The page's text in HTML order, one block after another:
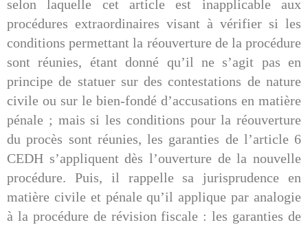
selon laquelle cet article est inapplicable aux
procédures extraordinaires visant à vérifier si les
conditions permettant la réouverture de la procédure
sont réunies, étant donné qu’il ne s’agit pas en
principe de statuer sur des contestations de nature
civile ou sur le bien-fondé d’accusations en matière
pénale ; mais si les conditions pour la réouverture
du procès sont réunies, les garanties de l’article 6
CEDH s’appliquent dès l’ouverture de la nouvelle
procédure. Puis, il rappelle sa jurisprudence en
matière civile et pénale qu’il applique par analogie
à la procédure de révision fiscale : les garanties de